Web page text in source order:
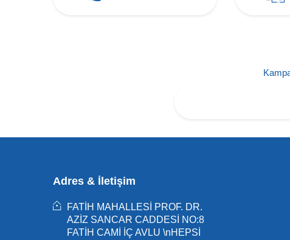
Adres & İletişim
FATİH MAHALLESİ PROF. DR.
AZİZ SANCAR CADDESİ NO:8
FATİH CAMİ İÇ AVLU \nHEPSİ